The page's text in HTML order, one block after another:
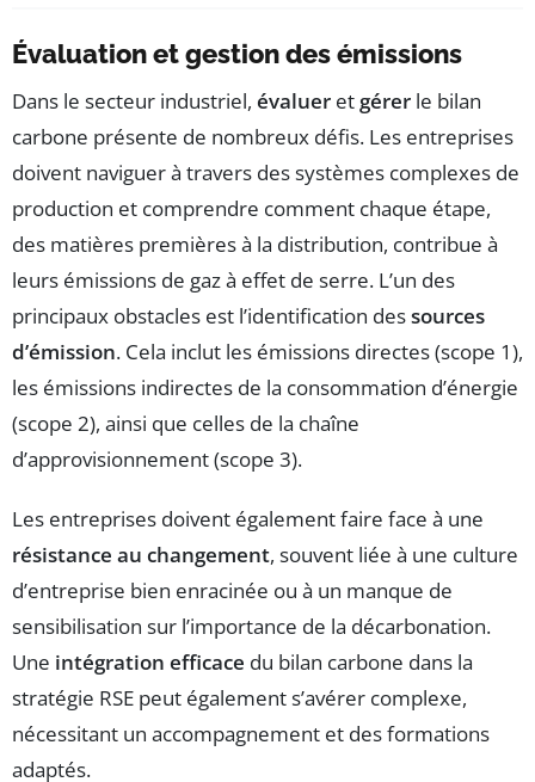
Évaluation et gestion des émissions
Dans le secteur industriel, évaluer et gérer le bilan
carbone présente de nombreux défis. Les entreprises
doivent naviguer à travers des systèmes complexes de
production et comprendre comment chaque étape,
des matières premières à la distribution, contribue à
leurs émissions de gaz à effet de serre. L’un des
principaux obstacles est l’identification dessources
d’émission. Cela inclut les émissions directes (scope 1),
les émissions indirectes de la consommation d’énergie
(scope 2), ainsi que celles de la chaîne
d’approvisionnement (scope 3).
Les entreprises doivent également faire face à une
résistance au changement, souvent liée à une culture
d’entreprise bien enracinée ou à un manque de
sensibilisation sur l’importance de la décarbonation.
Une intégration efficace du bilan carbone dans la
stratégie RSE peut également s’avérer complexe,
nécessitant un accompagnement et des formations
adaptés.